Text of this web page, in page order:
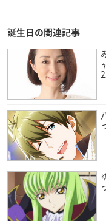
田中さんは北海道出身
り、今年で43歳を迎え
大好きなイラストレー
誕生日の関連記事